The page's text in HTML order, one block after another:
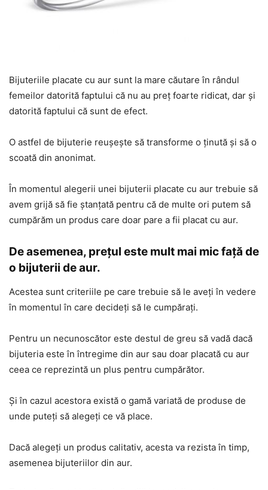
Bijuteriile placate cu aur sunt la mare căutare în rândul
femeilor datorită faptului că nu au preț foarte ridicat, dar și
datorită faptului că sunt de efect.
O astfel de bijuterie reușește să transforme o ținută și să o
scoată din anonimat.
În momentul alegerii unei bijuterii placate cu aur trebuie să
avem grijă să fie ștanțată pentru că de multe ori putem să
cumpărăm un produs care doar pare a fii placat cu aur.
De asemenea, prețul este mult mai mic față de
o bijuterii de aur.
Acestea sunt criteriile pe care trebuie să le aveți în vedere
în momentul în care decideți să le cumpărați.
Pentru un necunoscător este destul de greu să vadă dacă
bijuteria este în întregime din aur sau doar placată cu aur
ceea ce reprezintă un plus pentru cumpărător.
Și în cazul acestora există o gamă variată de produse de
unde puteți să alegeți ce vă place.
Dacă alegeți un produs calitativ, acesta va rezista în timp,
asemenea bijuteriilor din aur.